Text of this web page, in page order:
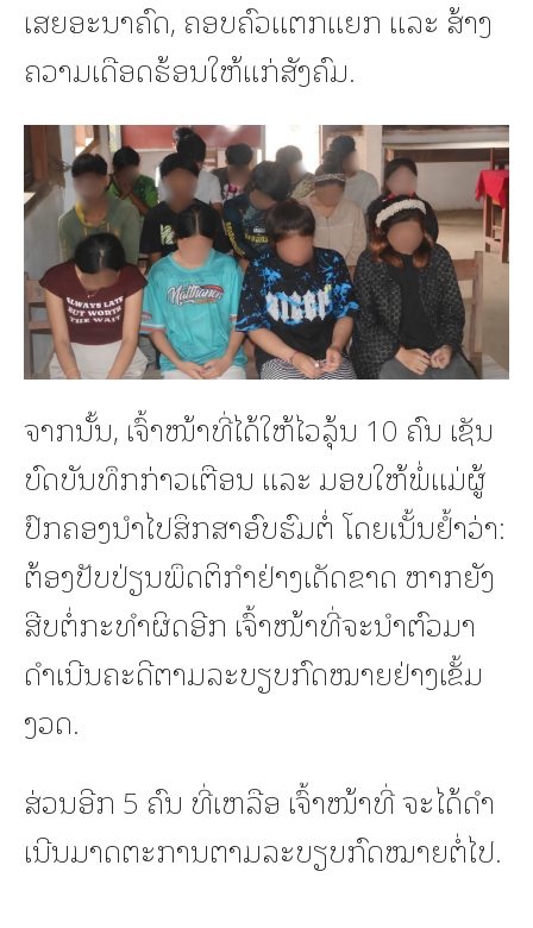
ເສຍອະນາຄົດ, ຄອບຄົວແຕກແຍກ ແລະ ສ້າງ
ຄວາມເດືອດຮ້ອນໃຫ້ແກ່ສັງຄົມ.
ຈາກນັ້ນ, ເຈົ້າໜ້າທີ່ໄດ້ໃຫ້ໄວລຸ້ນ 10 ຄົນ ເຊັນ
ບົດບັນທຶກກ່າວເຕືອນ ແລະ ມອບໃຫ້ພໍ່ແມ່ຜູ້
ປົກຄອງນຳໄປສຶກສາອົບຮົມຕໍ່ ໂດຍເນັ້ນຢ້ຳວ່າ:
ຕ້ອງປັບປ່ຽນພຶດຕິກຳຢ່າງເດັດຂາດ ຫາກຍັງ
ສືບຕໍ່ກະທຳຜິດອີກ ເຈົ້າໜ້າທີ່ຈະນຳຕົວມາ
ດຳເນີນຄະດີຕາມລະບຽບກົດໝາຍຢ່າງເຂັ້ມ
ງວດ.
ສ່ວນອີກ 5 ຄົນ ທີ່ເຫລືອ ເຈົ້າໜ້າທີ່ ຈະໄດ້ດຳ
ເນີນມາດຕະການຕາມລະບຽບກົດໝາຍຕໍ່ໄປ.